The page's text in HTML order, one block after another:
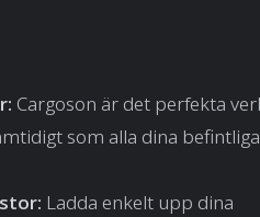
Cargoson är det perfekta
som alla dina befintliga
Ladda enkelt upp dina